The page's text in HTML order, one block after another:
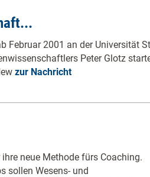
Februar 2001 an der Universität
Peter Glotz
zur Nachricht
neue Methode fürs Coaching.
sollen Wesens- und